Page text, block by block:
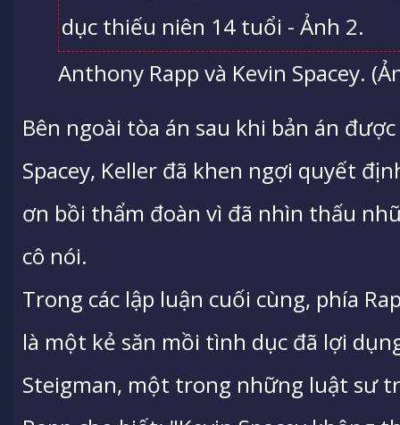
Anthony Rapp và Kevin Spacey.
Bên ngoài tòa án sau khi bản án
Spacey, Keller đã khen ngợi quyết
ơn bồi thẩm đoàn vì đã nhìn thấu
cô nói.
Trong các lập luận cuối cùng, phía
là một kẻ săn mồi tình dục đã lợi
Steigman, một trong những luật sư